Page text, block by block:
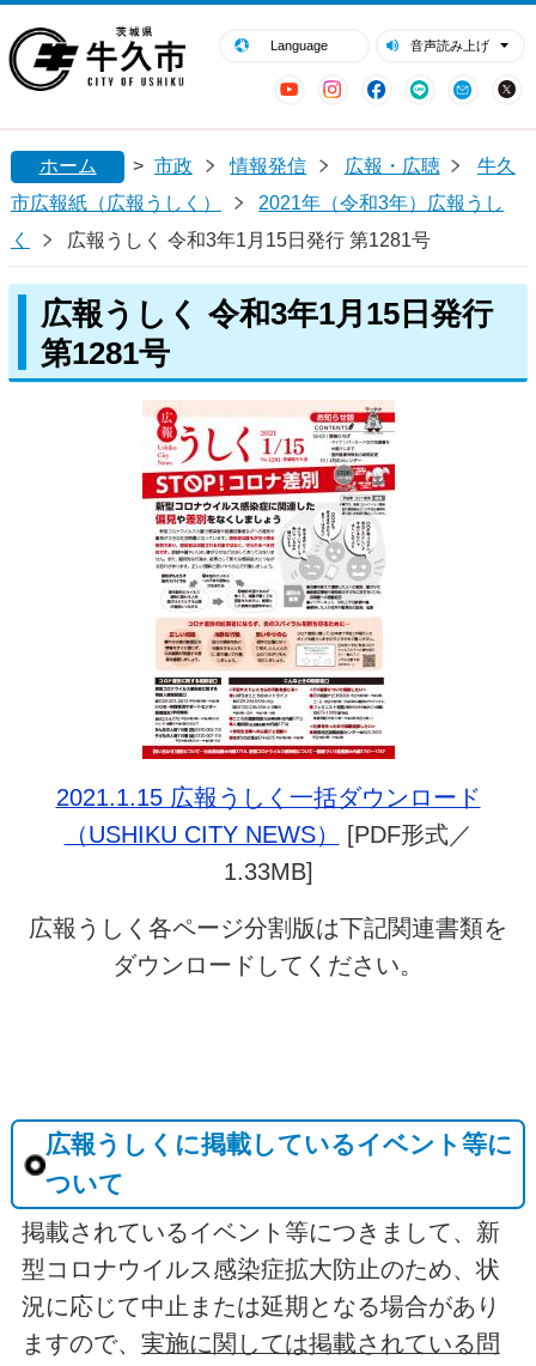
Language 音声読み上げ
YouTubeInstagram
Facebook
LINE Mail
閉じる
ホーム > 市政 情報発信 広報・広聴
牛久
市広報紙（広報うしく）
2021年（令和3年）広報うし
く
広報うしく 令和3年1月15日発行 第1281号
広報うしく 令和3年1月15日発行
第1281号
2021.1.15 広報うしく一括ダウンロード
（USHIKU CITY NEWS）
[PDF形式／
1.33MB]
広報うしく各ページ分割版は下記関連書類を
ダウンロードしてください。
広報うしくに掲載しているイベント等に
ついて
掲載されているイベント等につきまして、新
型コロナウイルス感染症拡大防止のため、状
況に応じて中止または延期となる場合があり
ますので、 実施に関しては掲載されている問